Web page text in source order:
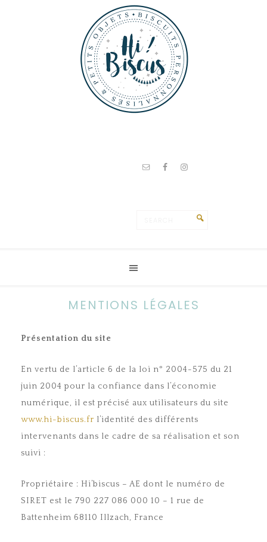
MENTIONS LÉGALES
Présentation du site
En vertu de l’article 6 de la loi n° 2004-575 du 21
juin 2004 pour la confiance dans l’économie
numérique, il est précisé aux utilisateurs du site
www.hi-biscus.fr l’identité des différents
intervenants dans le cadre de sa réalisation et son
suivi :
Propriétaire : Hi’biscus – AE dont le numéro de
SIRET est le 790 227 086 000 10 – 1 rue de
Battenheim 68110 Illzach, France